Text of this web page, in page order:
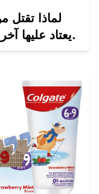
لماذا تقتل
يعتاد عليها آخرون في الدول العربية مثل مصر.